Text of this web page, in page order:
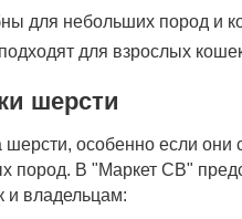
для небольших пород и
для взрослых
шерсти
шерсти, особенно если
пород. В "Маркет СВ"
и владельцам: